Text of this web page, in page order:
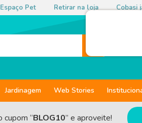
Espaço Pet Retirar na loja Cobasi
Jardinagem Web Stories
cupom “BLOG10” e aproveite!